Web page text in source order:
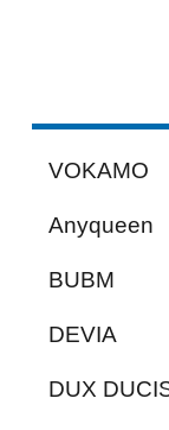
VOKAMO
Anyqueen
BUBM
DEVIA
DUX